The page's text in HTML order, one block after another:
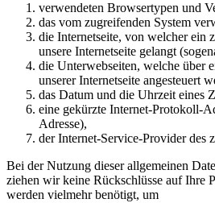
verwendeten Browsertypen und
das vom zugreifenden System
die Internetseite, von welcher ein
unsere Internetseite gelangt
die Unterwebseiten, welche über
unserer Internetseite angesteuert
das Datum und die Uhrzeit eines
eine gekürzte Internet-Protokoll-
Adresse),
der Internet-Service-Provider des
Bei der Nutzung dieser allgemeinen
ziehen wir keine Rückschlüsse auf Ihre
werden vielmehr benötigt, um